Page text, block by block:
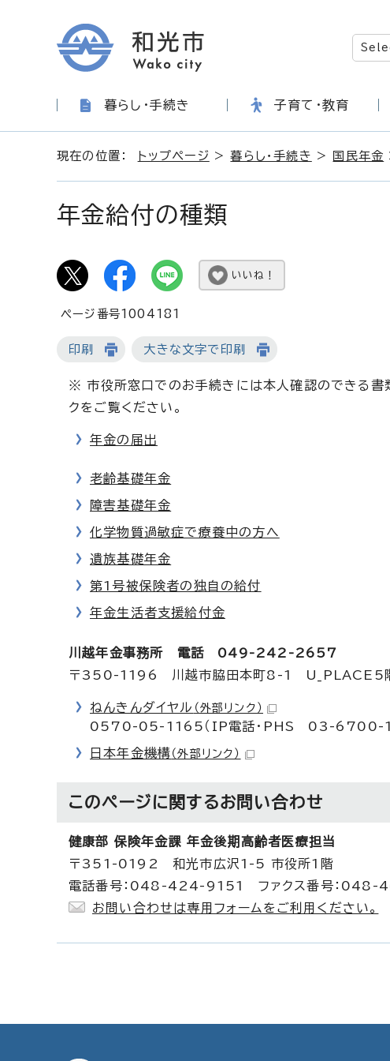
暮らし・手続き 子育て・教育
現在の位置： トップページ >暮らし・手続き > 国民年金
年金給付の種類
いいね！
ページ番号1004181
印刷 大きな文字で印刷
※ 市役所窓口でのお手続きには本人確認のできる書
クをご覧ください。
年金の届出
老齢基礎年金
障害基礎年金
化学物質過敏症で療養中の方へ
遺族基礎年金
第1号被保険者の独自の給付
年金生活者支援給付金
川越年金事務所 電話 049-242-2657
〒350-1196 川越市脇田本町8-1 U_PLACE5
ねんきんダイヤル （外部リンク）
0570-05-1165（IP電話・PHS 03-6700-
日本年金機構 （外部リンク）
このページに関するお問い合わせ
健康部 保険年金課 年金後期高齢者医療担当
〒351-0192 和光市広沢1-5 市役所1階
電話番号：048-424-9151 ファクス番号：
お問い合わせは専用フォームをご利用ください。